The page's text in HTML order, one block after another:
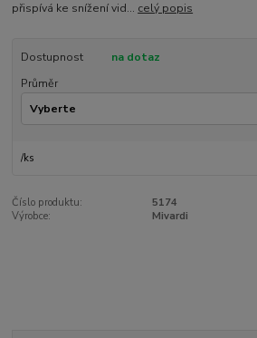
přispívá ke snížení vid... celý popis
Dostupnost
na dotaz
Průměr
/ks
Číslo produktu:
5174
Výrobce:
Mivardi